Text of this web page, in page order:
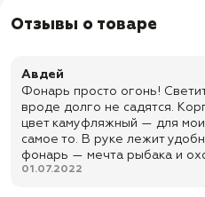
О товаре
✅Корпус – металлический,
✅ Вес: 370 гр
✅Класс защиты: IPX8
✅Возможность фокусировки -
Отзывы о товаре
Авдей
Фонарь просто огонь!
вроде долго не садятся.
цвет камуфляжный — для
самое то. В руке лежит
фонарь — мечта рыбака и
01.07.2022